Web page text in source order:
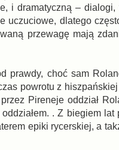
i dramatyczną –
dlatego
przewagę mają
prawdy, choć sam
powrotu z
Pireneje oddział
. Z biegiem
epiki rycerskiej, a